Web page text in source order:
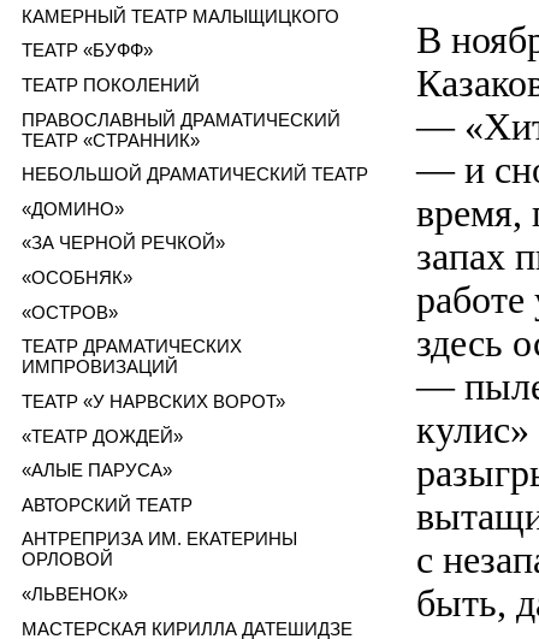
В
—
— и
время,
запах
здесь
—
с
быть,
КАМЕРНЫЙ ТЕАТР МАЛЫЩИЦКОГО
ТЕАТР «БУФФ»
ТЕАТР ПОКОЛЕНИЙ
ПРАВОСЛАВНЫЙ ДРАМАТИЧЕСКИЙ
ТЕАТР «СТРАННИК»
НЕБОЛЬШОЙ ДРАМАТИЧЕСКИЙ ТЕАТР
«ДОМИНО»
«ЗА ЧЕРНОЙ РЕЧКОЙ»
«ОСОБНЯК»
«ОСТРОВ»
ТЕАТР ДРАМАТИЧЕСКИХ
ИМПРОВИЗАЦИЙ
ТЕАТР «У НАРВСКИХ ВОРОТ»
«ТЕАТР ДОЖДЕЙ»
«АЛЫЕ ПАРУСА»
АВТОРСКИЙ ТЕАТР
АНТРЕПРИЗА ИМ. ЕКАТЕРИНЫ
ОРЛОВОЙ
«ЛЬВЕНОК»
МАСТЕРСКАЯ КИРИЛЛА ДАТЕШИДЗЕ